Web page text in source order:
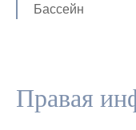
Бассейн
Правая